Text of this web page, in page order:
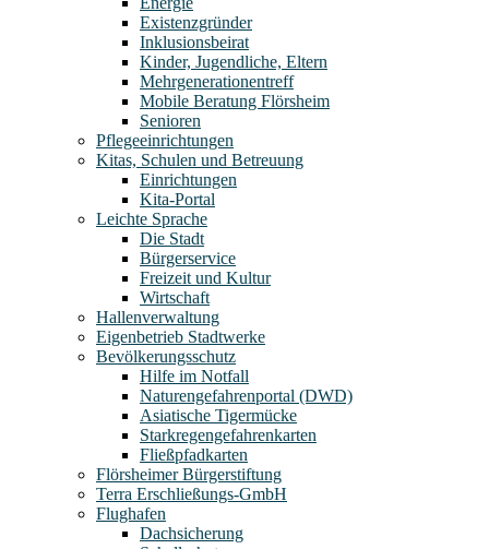
Existenzgründer
Inklusionsbeirat
Kinder, Jugendliche, Eltern
Mehrgenerationentreff
Mobile Beratung Flörsheim
Senioren
Pflegeeinrichtungen
Kitas, Schulen und Betreuung
Einrichtungen
Kita-Portal
Leichte Sprache
Die Stadt
Bürgerservice
Freizeit und Kultur
Wirtschaft
Hallenverwaltung
Eigenbetrieb Stadtwerke
Bevölkerungsschutz
Hilfe im Notfall
Naturengefahrenportal (DWD)
Asiatische Tigermücke
Starkregengefahrenkarten
Fließpfadkarten
Flörsheimer Bürgerstiftung
Terra Erschließungs-GmbH
Flughafen
Dachsicherung